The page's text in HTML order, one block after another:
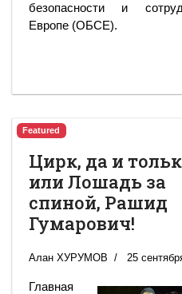
безопасности и
Европе (ОБСЕ).
Featured
Цирк, да и
или Лошадь за
спиной, Рашид
Гумарович!
Алан ХУРУМОВ 25
Главная